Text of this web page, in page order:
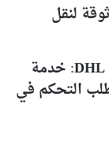
لنقل
DHL: خدمة
التحكم في